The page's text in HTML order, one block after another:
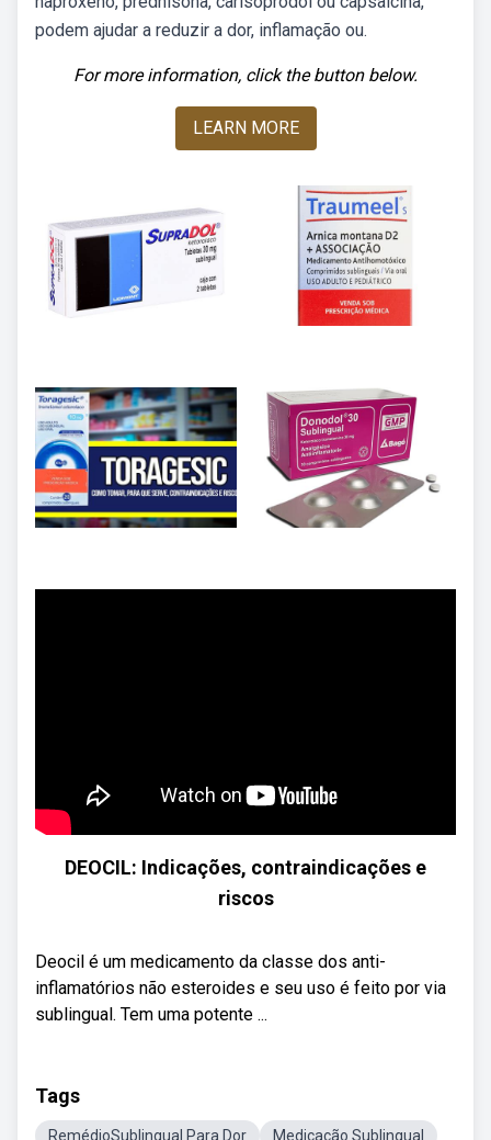
podem ajudar a reduzir a dor, inflamação ou.
For more information, click the button below.
LEARN MORE
DEOCIL: Indicações, contraindicações e
riscos
Deocil é um medicamento da classe dos anti-
inflamatórios não esteroides e seu uso é feito por via
sublingual. Tem uma potente ...
Tags
RemédioSublingual Para Dor Medicação Sublingual